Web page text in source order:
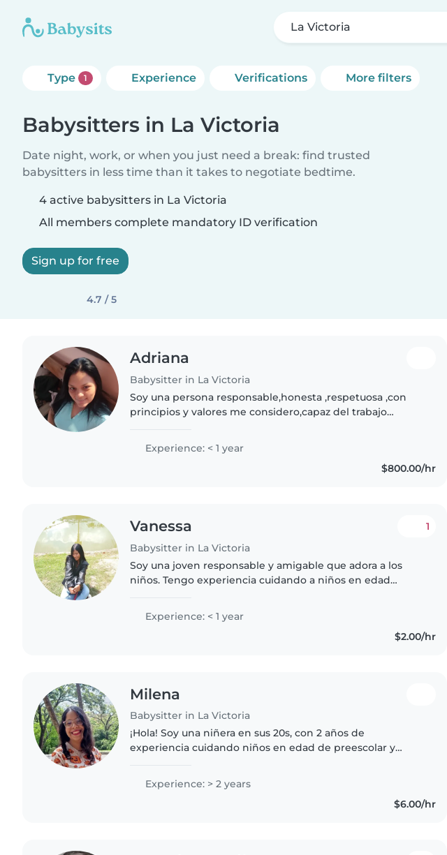
La Victoria
Type 1 Experience Verifications More filters
Babysitters in La Victoria
Date night, work, or when you just need a break: find trusted
babysitters in less time than it takes to negotiate bedtime.
4 active babysitters in La Victoria
All members complete mandatory ID verification
Sign up for free
4.7 / 5
Adriana
Babysitter in La Victoria
Soy una persona responsable,honesta ,respetuosa ,con
principios y valores me considero,capaz del trabajo
amigable ,soy de la victoria..
Experience: < 1 year
$800.00/hr
Vanessa
Babysitter in La Victoria
1
Soy una joven responsable y amigable que adora a los
niños. Tengo experiencia cuidando a niños en edad
Experience: < 1 year
$2.00/hr
Milena
Babysitter in La Victoria
¡Hola! Soy una niñera en sus 20s, con 2 años de
experiencia cuidando niños en edad de preescolar y
especiales, incluyendo autismo,..
Experience: > 2 years
$6.00/hr